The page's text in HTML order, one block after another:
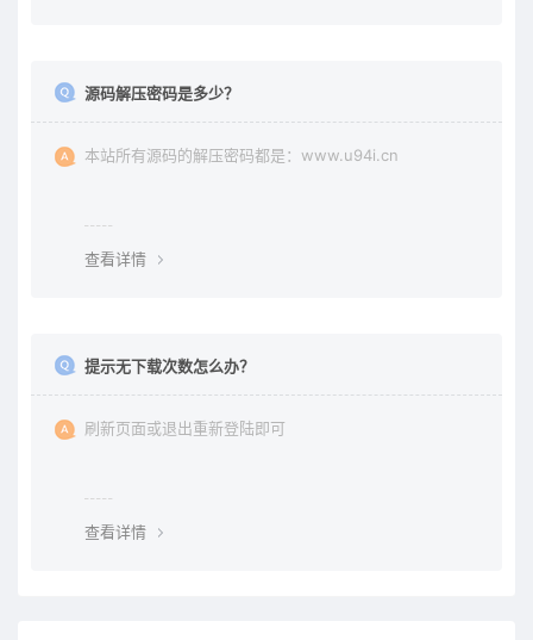
源码解压密码是多少？
本站所有源码的解压密码都是：www.u94i.cn
查看详情
提示无下载次数怎么办？
刷新页面或退出重新登陆即可
查看详情